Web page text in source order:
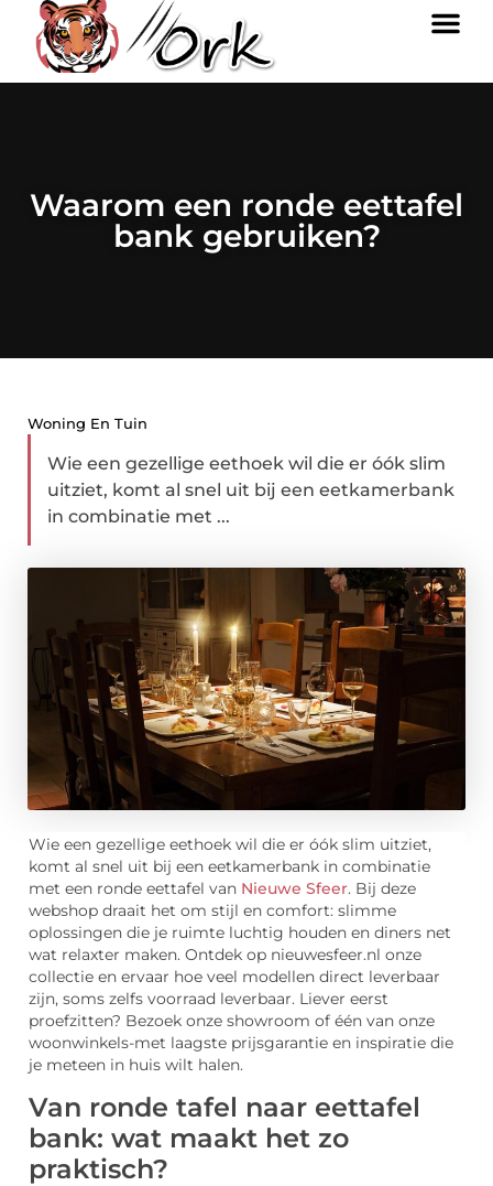
Waarom een ronde eettafel
bank gebruiken?
Woning En Tuin
Wie een gezellige eethoek wil die er óók slim
uitziet, komt al snel uit bij een eetkamerbank
in combinatie met ...
Wie een gezellige eethoek wil die er óók slim uitziet,
komt al snel uit bij een eetkamerbank in combinatie
met een ronde eettafel van Nieuwe Sfeer. Bij deze
webshop draait het om stijl en comfort: slimme
oplossingen die je ruimte luchtig houden en diners net
wat relaxter maken. Ontdek op nieuwesfeer.nl onze
collectie en ervaar hoe veel modellen direct leverbaar
zijn, soms zelfs voorraad leverbaar. Liever eerst
proefzitten? Bezoek onze showroom of één van onze
woonwinkels-met laagste prijsgarantie en inspiratie die
je meteen in huis wilt halen.
Van ronde tafel naar eettafel
bank: wat maakt het zo
praktisch?